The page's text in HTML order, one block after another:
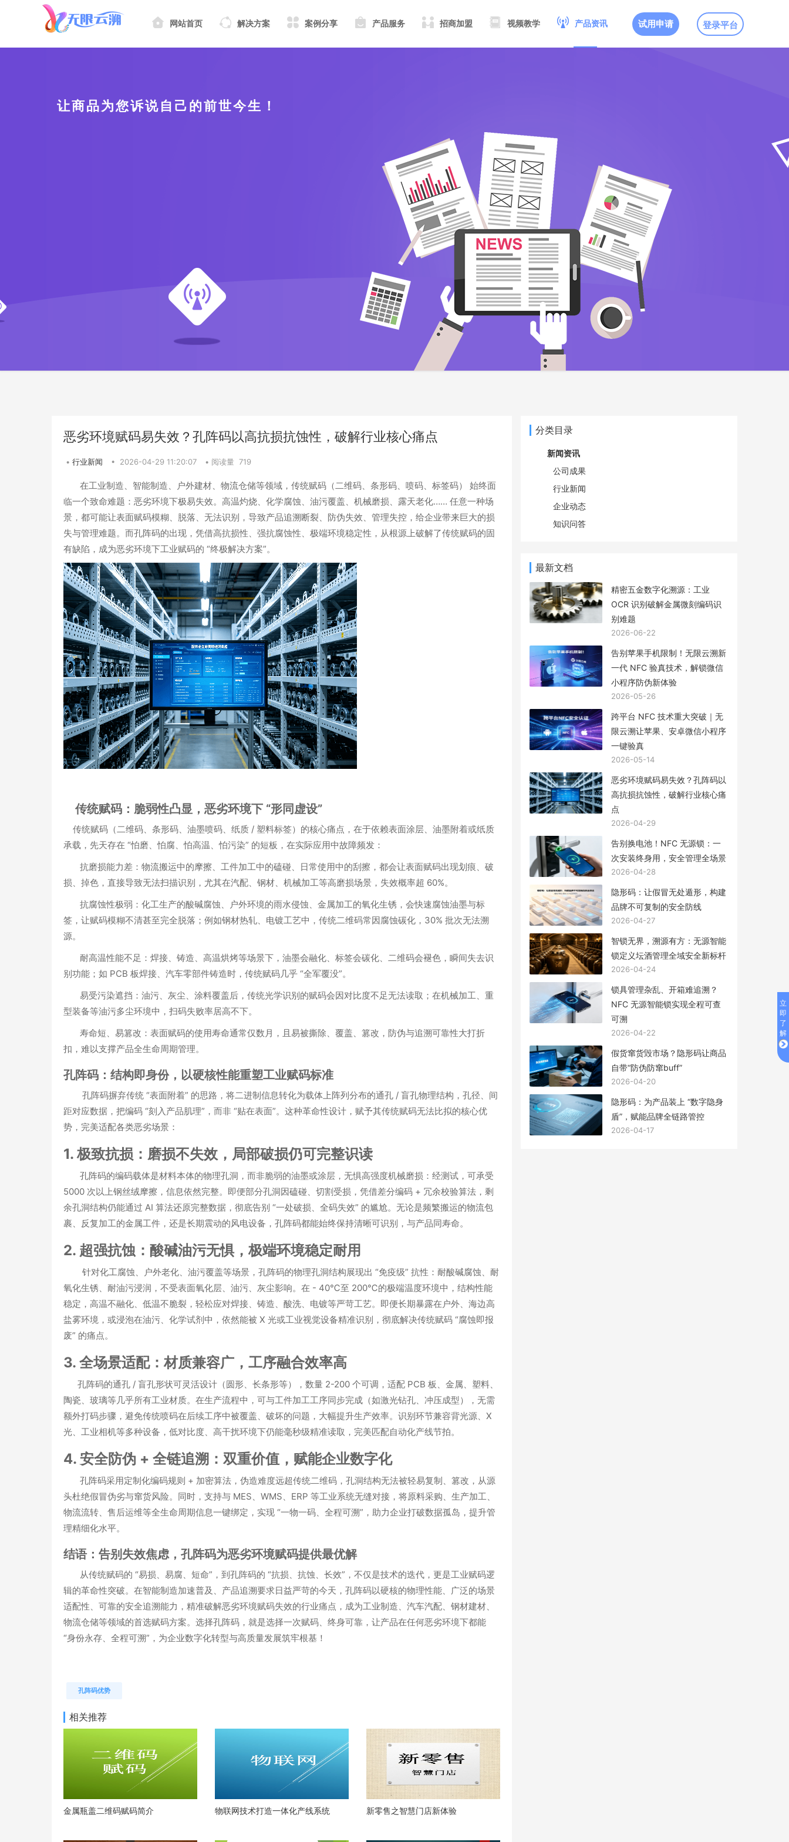
网站首页 解决方案 案例分享 产品服务 招商加盟 视频教学 产品资讯 试用申请 登录平台
让商品为您诉说自己的前世今生！
恶劣环境赋码易失效？孔阵码以高抗损抗蚀性，破解行业核心痛点
• 行业新闻 • 2026-04-29 11:20:07 • 阅读量 719
在工业制造、智能制造、户外建材、物流仓储等领域， 传统赋码（二维码、条形码、喷码、标签码）
始终面
临一个致命难题： 恶劣环境下极易失效。高温灼烧、化学腐蚀、油污覆盖、机械磨损、露天老化…… 任意一种场
景，都可能让表面赋码模糊、脱落、无法识别，导致产品追溯断裂、防伪失效、管理失控，给企业带来巨大的损
失与管理难题。而孔阵码的出现，凭借高抗损性、强抗腐蚀性、极端环境稳定性 ，从根源上破解了传统赋码的固
有缺陷，成为恶劣环境下工业赋码的 “终极解决方案”。
传统赋码：脆弱性凸显，恶劣环境下 “形同虚设”
传统赋码（二维码、条形码、油墨喷码、纸质 / 塑料标签）的核心痛点，在于依赖表面涂层、油墨附着或纸质
承载 ，先天存在 “怕磨、怕腐、怕高温、怕污染” 的短板，在实际应用中故障频发：
抗磨损能力差 ：物流搬运中的摩擦、工件加工中的磕碰、日常使用中的刮擦，都会让表面赋码出现划痕、破
损、掉色，直接导致无法扫描识别，尤其在汽配、钢材、机械加工等高磨损场景，失效概率超 60%。
抗腐蚀性极弱 ：化工生产的酸碱腐蚀、户外环境的雨水侵蚀、金属加工的氧化生锈，会快速腐蚀油墨与标
签，让赋码模糊不清甚至完全脱落；例如钢材热轧、电镀工艺中，传统二维码常因腐蚀碳化，30% 批次无法溯
源。
耐高温性能不足 ：焊接、铸造、高温烘烤等场景下，油墨会融化、标签会碳化、二维码会褪色，瞬间失去识
别功能；如 PCB 板焊接、汽车零部件铸造时，传统赋码几乎 “全军覆没”。
易受污染遮挡 ：油污、灰尘、涂料覆盖后，传统光学识别的赋码会因对比度不足无法读取；在机械加工、重
型装备等油污多尘环境中，扫码失败率居高不下。
寿命短、易篡改 ：表面赋码的使用寿命通常仅数月，且易被撕除、覆盖、篡改，防伪与追溯可靠性大打折
扣，难以支撑产品全生命周期管理。
孔阵码：结构即身份，以硬核性能重塑工业赋码标准
孔阵码摒弃传统 “表面附着” 的思路， 将二进制信息转化为载体上阵列分布的通孔 / 盲孔物理结构 ，孔径、间
距对应数据，把编码 “刻入产品肌理”，而非 “贴在表面”。这种革命性设计，赋予其传统赋码无法比拟的核心优
势，完美适配各类恶劣场景：
1. 极致抗损：磨损不失效，局部破损仍可完整识读
孔阵码的编码载体是材料本体的物理孔洞 ，而非脆弱的油墨或涂层，无惧高强度机械磨损：经测试，可承受
5000 次以上钢丝绒摩擦，信息依然完整。即便部分孔洞因磕碰、切割受损，凭借差分编码 + 冗余校验算法，剩
余孔洞结构仍能通过 AI 算法还原完整数据，彻底告别 “一处破损、全码失效” 的尴尬。无论是频繁搬运的物流包
裹、反复加工的金属工件，还是长期震动的风电设备，孔阵码都能始终保持清晰可识别，与产品同寿命。
2. 超强抗蚀：酸碱油污无惧，极端环境稳定耐用
针对化工腐蚀、户外老化、油污覆盖等场景，孔阵码的物理孔洞结构展现出 “免疫级” 抗性： 耐酸碱腐蚀、耐
氧化生锈、耐油污浸润 ，不受表面氧化层、油污、灰尘影响。在 - 40℃至 200℃的极端温度环境中，结构性能
稳定，高温不融化、低温不脆裂，轻松应对焊接、铸造、酸洗、电镀等严苛工艺。即便长期暴露在户外、海边高
盐雾环境，或浸泡在油污、化学试剂中，依然能被 X 光或工业视觉设备精准识别，彻底解决传统赋码 “腐蚀即报
废” 的痛点。
3. 全场景适配：材质兼容广，工序融合效率高
孔阵码的通孔 / 盲孔形状可灵活设计（圆形、长条形等），数量 2-200 个可调， 适配 PCB 板、金属、塑料、
陶瓷、玻璃等几乎所有工业材质。在生产流程中，可与工件加工工序同步完成（如激光钻孔、冲压成型），无需
额外打码步骤，避免传统喷码在后续工序中被覆盖、破坏的问题，大幅提升生产效率。识别环节兼容背光源、X
光、工业相机等多种设备，低对比度、高干扰环境下仍能毫秒级精准读取，完美匹配自动化产线节拍。
4. 安全防伪 + 全链追溯：双重价值，赋能企业数字化
孔阵码采用定制化编码规则 + 加密算法，伪造难度远超传统二维码，孔洞结构无法被轻易复制、篡改，从源
头杜绝假冒伪劣与窜货风险。同时，支持与 MES、WMS、ERP 等工业系统无缝对接，将原料采购、生产加工、
物流流转、售后运维等全生命周期信息一键绑定 ，实现 “一物一码、全程可溯”，助力企业打破数据孤岛，提升管
理精细化水平。
结语：告别失效焦虑，孔阵码为恶劣环境赋码提供最优解
从传统赋码的 “易损、易腐、短命”，到孔阵码的 “抗损、抗蚀、长效”，不仅是技术的迭代，更是工业赋码逻
辑的革命性突破。在智能制造加速普及、产品追溯要求日益严苛的今天，孔阵码以硬核的物理性能、广泛的场景
适配性、可靠的安全追溯能力，精准破解恶劣环境赋码失效的行业痛点，成为工业制造、汽车汽配、钢材建材、
物流仓储等领域的首选赋码方案。选择孔阵码，就是选择一次赋码、终身可靠，让产品在任何恶劣环境下都能
“身份永存、全程可溯”，为企业数字化转型与高质量发展筑牢根基！
孔阵码优势
相关推荐
金属瓶盖二维码赋码简介 物联网技术打造一体化产线系统 新零售之智慧门店新体验
分类目录
新闻资讯
公司成果
行业新闻
企业动态
知识问答
最新文档
精密五金数字化溯源：工业
OCR 识别破解金属微刻编码识
别难题
2026-06-22
告别苹果手机限制！无限云溯新
一代 NFC 验真技术，解锁微信
小程序防伪新体验
2026-05-26
跨平台 NFC 技术重大突破｜无
限云溯让苹果、安卓微信小程序
一键验真
2026-05-14
恶劣环境赋码易失效？孔阵码以
高抗损抗蚀性，破解行业核心痛
点
2026-04-29
告别换电池！NFC 无源锁：一
次安装终身用，安全管理全场景
2026-04-28
隐形码：让假冒无处遁形，构建
品牌不可复制的安全防线
2026-04-27
智锁无界，溯源有方：无源智能
锁定义坛酒管理全域安全新标杆
2026-04-24
锁具管理杂乱、开箱难追溯？
NFC 无源智能锁实现全程可查
可溯
2026-04-22
假货窜货毁市场？隐形码让商品
自带“防伪防窜buff”
2026-04-20
隐形码：为产品装上 “数字隐身
盾”，赋能品牌全链路管控
2026-04-17
立
即
了
解